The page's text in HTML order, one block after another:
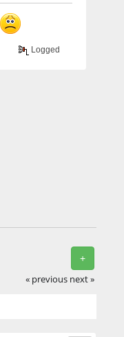
Logged
+
« previous next »